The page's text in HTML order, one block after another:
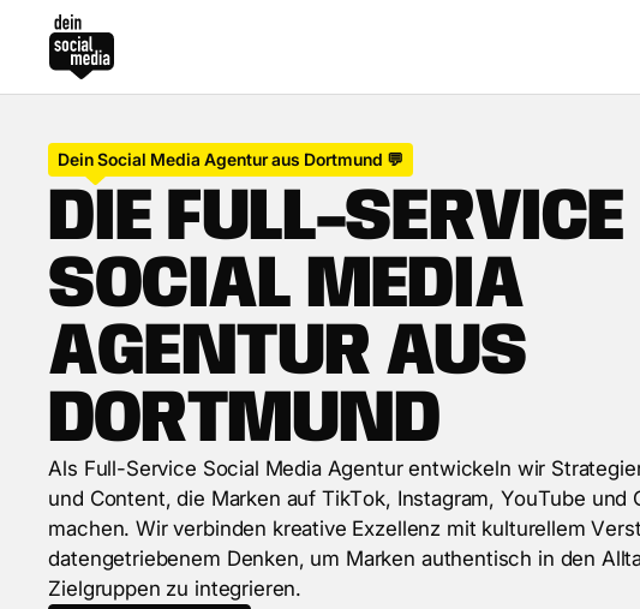
Dein Social Media Agentur aus Dortmund 💬
DIE FULL-SERVICE
SOCIAL MEDIA
AGENTUR AUS
DORTMUND
Als Full-Service Social Media Agentur entwickeln wir Strategie
und Content, die Marken auf TikTok, Instagram, YouTube und
machen. Wir verbinden kreative Exzellenz mit kulturellem Verst
datengetriebenem Denken, um Marken authentisch in den Allt
Zielgruppen zu integrieren.